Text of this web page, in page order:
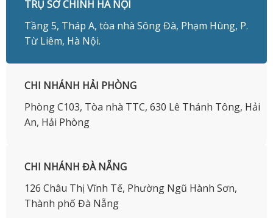
TRỤ SỞ CHÍNH HÀ NỘI
Tầng 5, Tháp A, tòa nhà Sông Đà, Phạm Hùng, P.
Từ Liêm, Hà Nội.
CHI NHÁNH HẢI PHÒNG
Phòng C103, Tòa nhà TTC, 630 Lê Thánh Tông, Hải
An, Hải Phòng
CHI NHÁNH ĐÀ NẴNG
126 Châu Thị Vĩnh Tế, Phường Ngũ Hành Sơn,
Thành phố Đà Nẵng